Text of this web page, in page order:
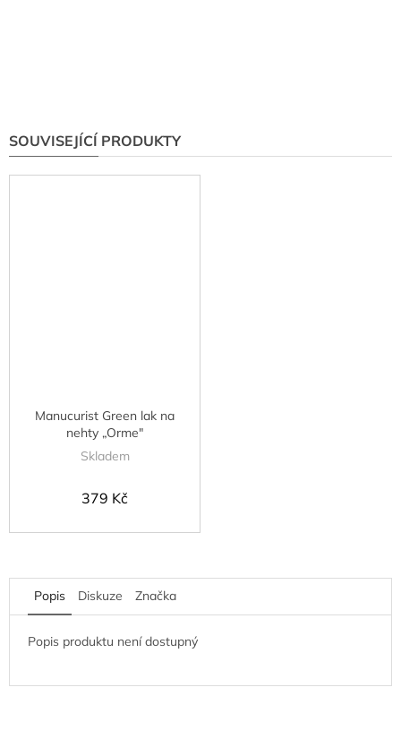
SOUVISEJÍCÍ PRODUKTY
Manucurist Green lak na
nehty „Orme"
Skladem
379 Kč
Popis Diskuze Značka
Popis produktu není dostupný